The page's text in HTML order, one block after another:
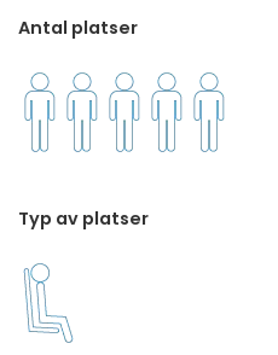
Antal platser
Typ av platser